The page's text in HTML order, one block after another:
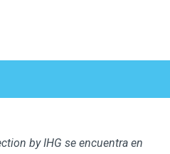
by IHG se encuentra en